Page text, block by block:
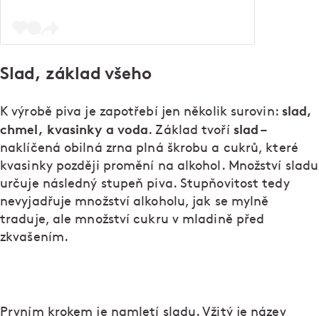
Slad, základ všeho
K výrobě piva je zapotřebí jen několik surovin: slad,
chmel, kvasinky a voda. Základ tvoří slad –
naklíčená obilná zrna plná škrobu a cukrů, které
kvasinky později promění na alkohol. Množství sladu
určuje následný stupeň piva. Stupňovitost tedy
nevyjadřuje množství alkoholu, jak se mylně
traduje, ale množství cukru v mladině před
zkvašením.
Prvním krokem je namletí sladu. Vžitý je název